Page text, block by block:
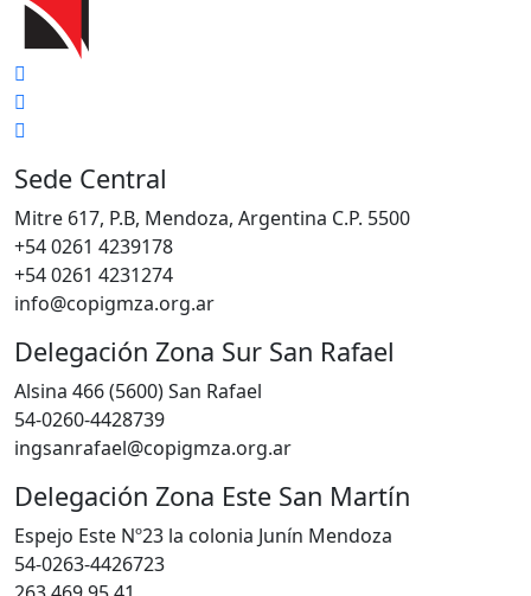
Sede Central
Mitre 617, P.B, Mendoza, Argentina C.P. 5500
+54 0261 4239178
+54 0261 4231274
info@copigmza.org.ar
Delegación Zona Sur San Rafael
Alsina 466 (5600) San Rafael
54-0260-4428739
ingsanrafael@copigmza.org.ar
Delegación Zona Este San Martín
Espejo Este Nº23 la colonia Junín Mendoza
54-0263-4426723